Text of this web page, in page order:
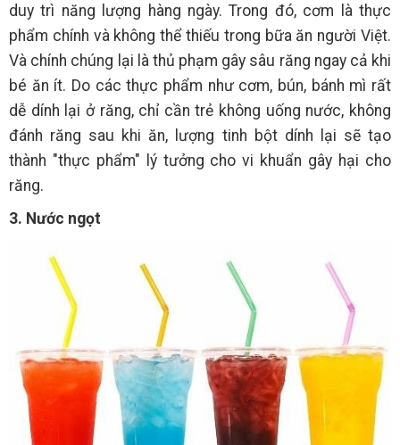
duy trì năng lượng hàng ngày. Trong đó, cơm là thực
phẩm chính và không thể thiếu trong bữa ăn người Việt.
Và chính chúng lại là thủ phạm gây sâu răng ngay cả khi
bé ăn ít. Do các thực phẩm như cơm, bún, bánh mì rất
dễ dính lại ở răng, chỉ cần trẻ không uống nước, không
đánh răng sau khi ăn, lượng tinh bột dính lại sẽ tạo
thành "thực phẩm" lý tưởng cho vi khuẩn gây hại cho
răng.
3. Nước ngọt